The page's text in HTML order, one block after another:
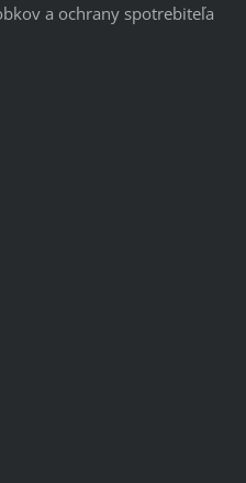
a ochrany spotrebiteľa